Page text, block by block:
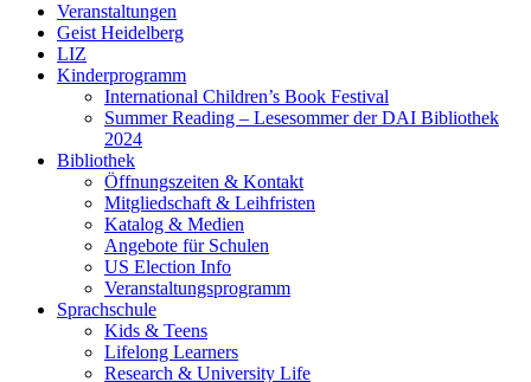
Veranstaltungen
Geist Heidelberg
LIZ
Kinderprogramm
International Children’s Book Festival
Summer Reading – Lesesommer der DAI Bibliothek
2024
Bibliothek
Öffnungszeiten & Kontakt
Mitgliedschaft & Leihfristen
Katalog & Medien
Angebote für Schulen
US Election Info
Veranstaltungsprogramm
Sprachschule
Kids & Teens
Lifelong Learners
Research & University Life